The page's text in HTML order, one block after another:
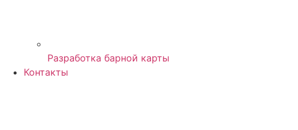
Разработка барной карты
Контакты